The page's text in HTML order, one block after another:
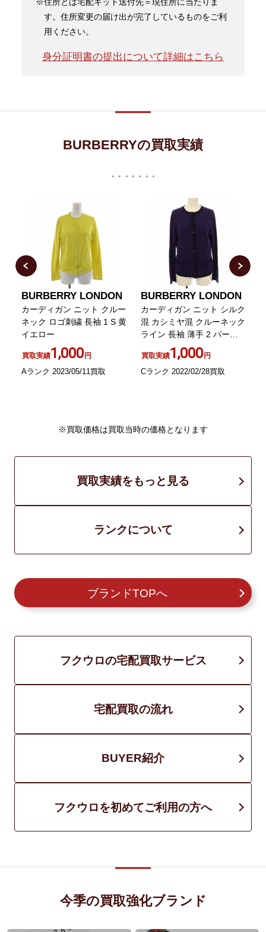
す。住所変更の届け出が完了しているものをご利
用ください。
身分証明書の提出について詳細はこちら
BURBERRYの買取実績
BURBERRY LONDON
カーディガン ニット クルー
ネック ロゴ刺繍 長袖 1 S 黄
イエロー
買取実績1,000 円
Aランク 2023/05/11買取
BURBERRY LONDON
カーディガン ニット シルク
混 カシミヤ混 クルーネック
ライン 長袖 薄手 2 パープ
買取実績1,000 円
Cランク 2022/02/28買取
※買取価格は買取当時の価格となります
買取実績をもっと見る
ランクについて
ブランドTOPへ
フクウロの宅配買取サービス
宅配買取の流れ
BUYER紹介
フクウロを初めてご利用の方へ
今季の買取強化ブランド